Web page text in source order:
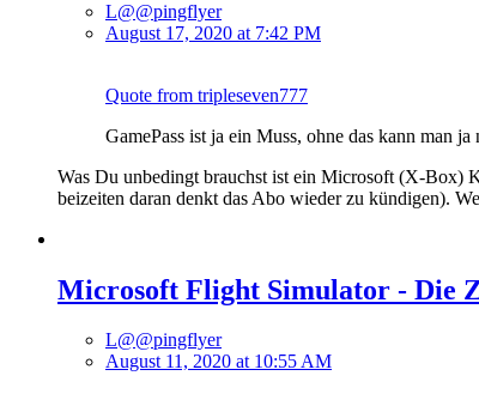
L@@pingflyer
August 17, 2020 at 7:42 PM
Quote from tripleseven777
GamePass ist ja ein Muss, ohne das kann man
Was Du unbedingt brauchst ist ein Microsoft (X-Box)
beizeiten daran denkt das Abo wieder zu kündigen).
Microsoft Flight Simulator - Die
L@@pingflyer
August 11, 2020 at 10:55 AM